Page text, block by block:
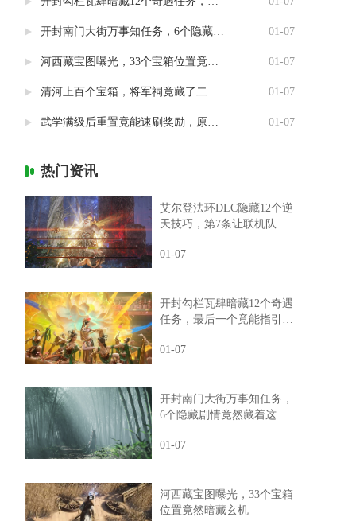
开封南门大街万事知任务，6个隐藏剧情竟然藏着这样的秘密 01-07
河西藏宝图曝光，33个宝箱位置竟然暗藏玄机 01-07
清河上百个宝箱，将军祠竟藏了二十个 01-07
武学满级后重置竟能速刷奖励，原来流派挑战有这种捷径 01-07
热门资讯
艾尔登法环DLC隐藏12个逆
天技巧，第7条让联机队友
01-07
开封勾栏瓦肆暗藏12个奇遇
任务，最后一个竟能指引人
01-07
开封南门大街万事知任务，
6个隐藏剧情竟然藏着这样
01-07
河西藏宝图曝光，33个宝箱
位置竟然暗藏玄机